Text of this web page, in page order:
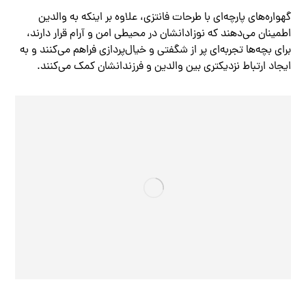
گهواره‌های پارچه‌ای با طرحات فانتزی، علاوه بر اینکه به والدین
اطمینان می‌دهند که نوزادانشان در محیطی امن و آرام قرار دارند،
برای بچه‌ها تجربه‌ای پر از شگفتی و خیال‌پردازی فراهم می‌کنند و به
ایجاد ارتباط نزدیکتری بین والدین و فرزندانشان کمک می‌کنند.